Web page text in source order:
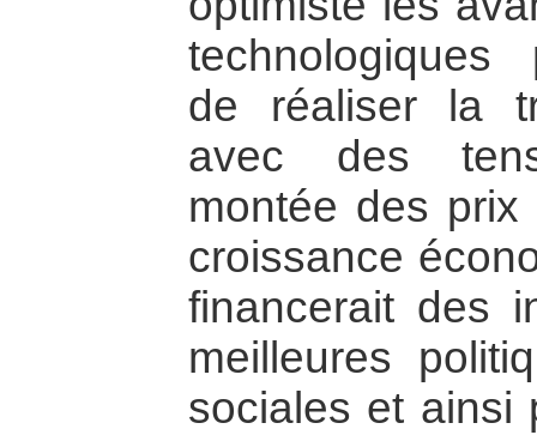
technologiques
de réaliser la
avec des
montée des
croissance
financerait des
meilleures
sociales et ainsi